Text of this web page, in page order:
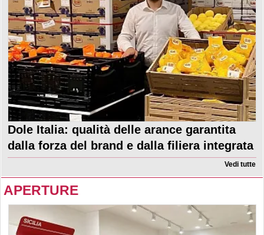
Dole Italia: qualità delle arance garantita
dalla forza del brand e dalla filiera integrata
Vedi tutte
APERTURE